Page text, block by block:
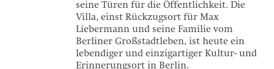
seine Türen für die Öffentlichkeit. Die
Villa, einst Rückzugsort für Max
Liebermann und seine Familie vom
Berliner Großstadtleben, ist heute ein
lebendiger und einzigartiger Kultur- und
Erinnerungsort in Berlin.